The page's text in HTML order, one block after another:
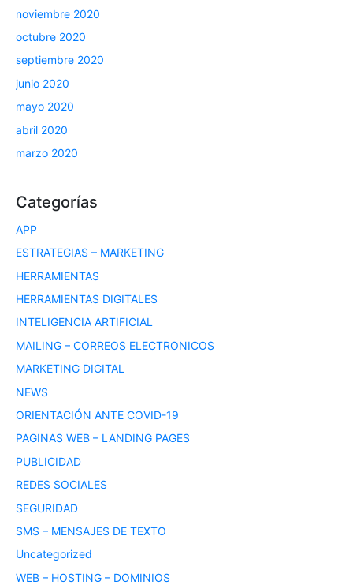
noviembre 2020
octubre 2020
septiembre 2020
junio 2020
mayo 2020
abril 2020
marzo 2020
Categorías
APP
ESTRATEGIAS – MARKETING
HERRAMIENTAS
HERRAMIENTAS DIGITALES
INTELIGENCIA ARTIFICIAL
MAILING – CORREOS ELECTRONICOS
MARKETING DIGITAL
NEWS
ORIENTACIÓN ANTE COVID-19
PAGINAS WEB – LANDING PAGES
PUBLICIDAD
REDES SOCIALES
SEGURIDAD
SMS – MENSAJES DE TEXTO
Uncategorized
WEB – HOSTING – DOMINIOS